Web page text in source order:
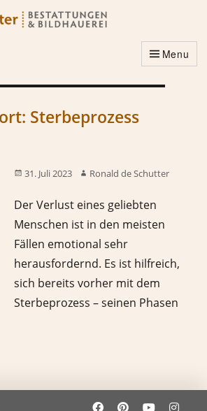
Menu
Sterbeprozess
31. Juli 2023 Ronald de Schutter
Der Verlust eines geliebten
Menschen ist in den meisten
Fällen emotional sehr
herausfordernd. Es ist hilfreich,
sich bereits vorher mit dem
Sterbeprozess – seinen Phasen